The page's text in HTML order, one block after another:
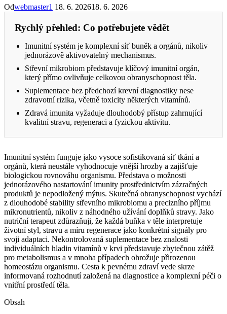
Odwebmaster1 18. 6. 202618. 6. 2026
Rychlý přehled: Co potřebujete vědět
Imunitní systém je komplexní síť buněk a orgánů, nikoliv
jednorázově aktivovatelný mechanismus.
Střevní mikrobiom představuje klíčový imunitní orgán,
který přímo ovlivňuje celkovou obranyschopnost těla.
Suplementace bez předchozí krevní diagnostiky nese
zdravotní rizika, včetně toxicity některých vitamínů.
Zdravá imunita vyžaduje dlouhodobý přístup zahrnující
kvalitní stravu, regeneraci a fyzickou aktivitu.
Imunitní systém funguje jako vysoce sofistikovaná síť tkání a
orgánů, která neustále vyhodnocuje vnější hrozby a zajišťuje
biologickou rovnováhu organismu. Představa o možnosti
jednorázového nastartování imunity prostřednictvím zázračných
produktů je nepodložený mýtus. Skutečná obranyschopnost vychází
z dlouhodobé stability střevního mikrobiomu a precizního příjmu
mikronutrientů, nikoliv z náhodného užívání doplňků stravy. Jako
nutriční terapeut zdůrazňuji, že každá buňka v těle interpretuje
životní styl, stravu a míru regenerace jako konkrétní signály pro
svoji adaptaci. Nekontrolovaná suplementace bez znalosti
individuálních hladin vitamínů v krvi představuje zbytečnou zátěž
pro metabolismus a v mnoha případech ohrožuje přirozenou
homeostázu organismu. Cesta k pevnému zdraví vede skrze
informovaná rozhodnutí založená na diagnostice a komplexní péči o
vnitřní prostředí těla.
Obsah